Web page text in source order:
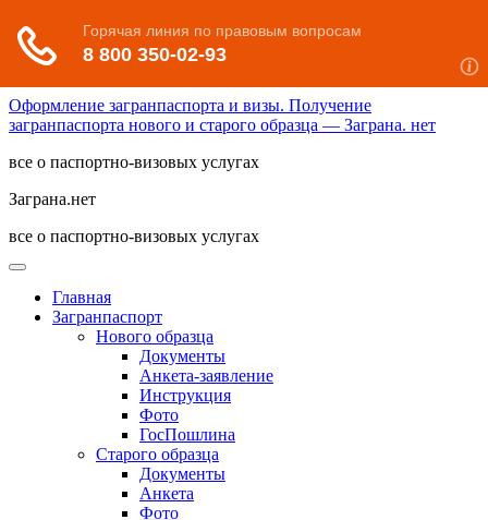
Оформление загранпаспорта и визы. Получение
загранпаспорта нового и старого образца — Заграна. нет
все о паспортно-визовых услугах
Заграна.нет
все о паспортно-визовых услугах
Главная
Загранпаспорт
Нового образца
Документы
Анкета-заявление
Инструкция
Фото
ГосПошлина
Старого образца
Документы
Анкета
Фото